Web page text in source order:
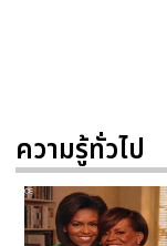
ความรู้ทั่วไป